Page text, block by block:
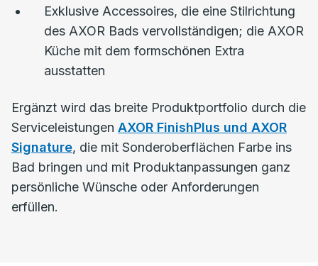
Exklusive Accessoires, die eine Stilrichtung
des AXOR Bads vervollständigen; die AXOR
Küche mit dem formschönen Extra
ausstatten
Ergänzt wird das breite Produktportfolio durch die
Serviceleistungen AXOR FinishPlus und AXOR
Signature, die mit Sonderoberflächen Farbe ins
Bad bringen und mit Produktanpassungen ganz
persönliche Wünsche oder Anforderungen
erfüllen.